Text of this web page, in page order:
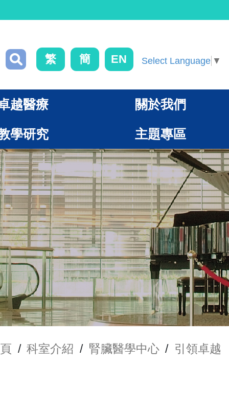
繁 簡 EN Select Language ▼
越醫療 關於我們
學研究 主題專區
/ 科室介紹 / 腎臟醫學中心 / 引領卓越